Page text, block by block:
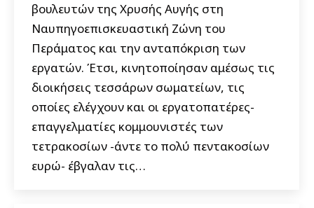
βουλευτών της Χρυσής Αυγής στη
Ναυπηγοεπισκευαστική Ζώνη του
Περάματος και την ανταπόκριση των
εργατών. Έτσι, κινητοποίησαν αμέσως τις
διοικήσεις τεσσάρων σωματείων, τις
οποίες ελέγχουν και οι εργατοπατέρες-
επαγγελματίες κομμουνιστές των
τετρακοσίων -άντε το πολύ πεντακοσίων
ευρώ- έβγαλαν τις…